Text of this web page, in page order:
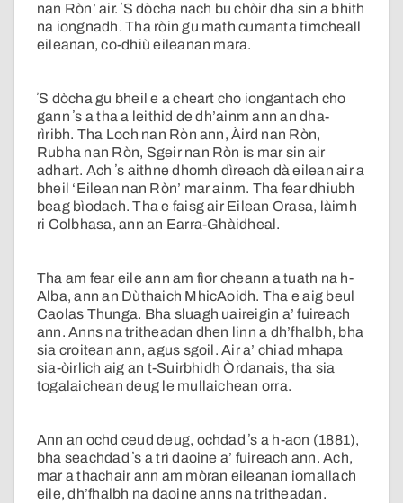
nan Ròn’ air. ʼS dòcha nach bu chòir dha sin a bhith
na iongnadh. Tha ròin gu math cumanta timcheall
eileanan, co-dhiù eileanan mara.
ʼS dòcha gu bheil e a cheart cho iongantach cho
gann ʼs a tha a leithid de dh’ainm ann an dha-
rìribh. Tha Loch nan Ròn ann, Àird nan Ròn,
Rubha nan Ròn, Sgeir nan Ròn is mar sin air
adhart. Ach ʼs aithne dhomh dìreach dà eilean air a
bheil ‘Eilean nan Ròn’ mar ainm. Tha fear dhiubh
beag bìodach. Tha e faisg air Eilean Orasa, làimh
ri Colbhasa, ann an Earra-Ghàidheal.
Tha am fear eile ann am fìor cheann a tuath na h-
Alba, ann an Dùthaich MhicAoidh. Tha e aig beul
Caolas Thunga. Bha sluagh uaireigin a’ fuireach
ann. Anns na tritheadan dhen linn a dh’fhalbh, bha
sia croitean ann, agus sgoil. Air a’ chiad mhapa
sia-òirlich aig an t-Suirbhidh Òrdanais, tha sia
togalaichean deug le mullaichean orra.
Ann an ochd ceud deug, ochdad ʼs a h-aon (1881),
bha seachdad ʼs a trì daoine a’ fuireach ann. Ach,
mar a thachair ann am mòran eileanan iomallach
eile, dh’fhalbh na daoine anns na tritheadan.